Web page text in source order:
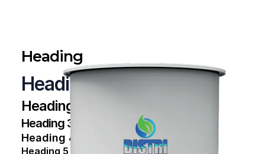
Heading
Heading 1
Heading 2
Heading 3
Heading 4
Heading 5